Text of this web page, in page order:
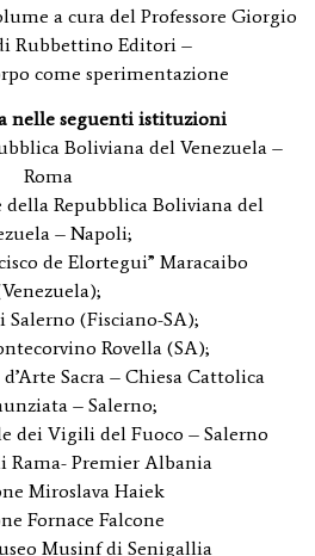
a cura del Professore Giorgio
Rubbettino Editori –
come sperimentazione
nelle seguenti istituzioni
Boliviana del Venezuela –
Roma
della Repubblica Boliviana del
– Napoli;
de Elortegui” Maracaibo
Salerno (Fisciano-SA);
Rovella (SA);
Sacra – Chiesa Cattolica
– Salerno;
dei Vigili del Fuoco – Salerno
Rama- Premier Albania
Miroslava Haiek
Fornace Falcone
Musinf di Senigallia